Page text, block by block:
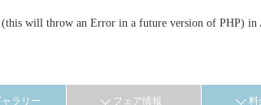
will throw an Error in a future version of PHP) in
ラリー フェア情報 料